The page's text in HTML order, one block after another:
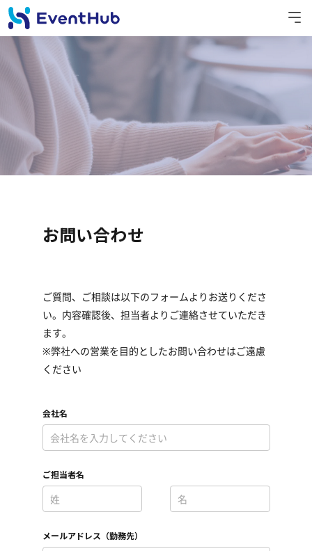
お問い合わせ
ご質問、ご相談は以下のフォームよりお送りくださ
い。内容確認後、担当者よりご連絡させていただき
ます。
※弊社への営業を目的としたお問い合わせはご遠慮
ください
*
会社名
*
ご担当者名
*
*
メールアドレス（勤務先）